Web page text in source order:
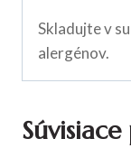
Skladujte v
alergénov.